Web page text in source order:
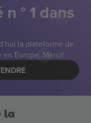
° 1 dans
la plateforme de
Europe. Merci!
la